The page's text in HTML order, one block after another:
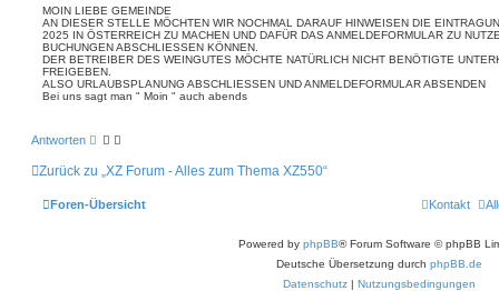
e
r
e
n
i
t
r
a
g
MOIN LIEBE GEMEINDE
AN DIESER STELLE MÖCHTEN WIR NOCHMAL DARAUF HINWEISEN DIE
2025 IN ÖSTERREICH ZU MACHEN UND DAFÜR DAS ANMELDEFORMULAR ZU
BUCHUNGEN ABSCHLIESSEN KÖNNEN.
DER BETREIBER DES WEINGUTES MÖCHTE NATÜRLICH NICHT BENÖTIGTE
FREIGEBEN.
ALSO URLAUBSPLANUNG ABSCHLIESSEN UND ANMELDEFORMULAR ABSENDEN
Bei uns sagt man " Moin " auch abends
Antworten
Zurück zu „XZ Forum - Alles zum Thema XZ550“
Foren-Übersicht Kontakt
Powered by phpBB® Forum Software © phpBB
Deutsche Übersetzung durch phpBB.de
Datenschutz | Nutzungsbedingungen